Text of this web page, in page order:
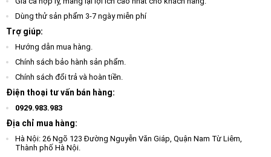
Dùng thử sản phẩm 3-7 ngày miễn phí
Trợ giúp:
Hướng dẫn mua hàng.
Chính sách bảo hành sản phẩm.
Chính sách đổi trả và hoàn tiền.
Điện thoại tư vấn bán hàng:
0929.983.983
Địa chỉ mua hàng:
Hà Nội: 26 Ngõ 123 Đường Nguyễn Văn Giáp, Quận Nam Từ Liêm,
Thành phố Hà Nội.